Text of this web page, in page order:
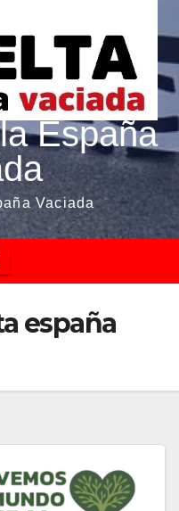
España
Vaciada
españa